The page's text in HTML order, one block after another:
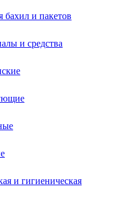
бахил и пакетов
и средства
и гигиеническая